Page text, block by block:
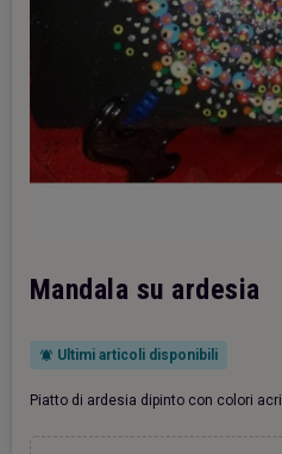
Mandala su ardesia
notifications_active Ultimi articoli disponibili
Piatto di ardesia dipinto con colori